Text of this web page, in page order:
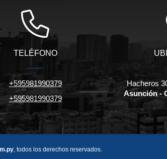
TELÉFONO
+595981990379
+595981990379
Hacheros
Asunción -
, todos los derechos reservados.